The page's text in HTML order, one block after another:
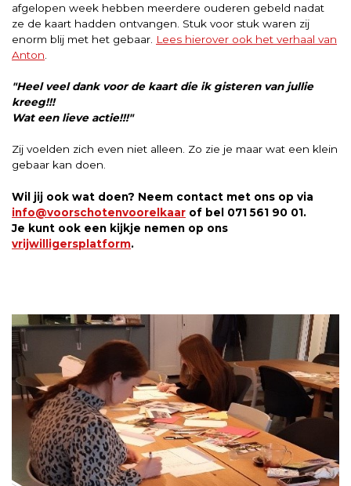
afgelopen week hebben meerdere ouderen gebeld nadat
ze de kaart hadden ontvangen. Stuk voor stuk waren zij
enorm blij met het gebaar. Lees hierover ook het verhaal van
Anton
"Heel veel dank voor de kaart die ik gisteren van jullie
kreeg!!!
Wat een lieve actie!!!"
Zij voelden zich even niet alleen. Zo zie je maar wat een klein
gebaar kan doen.
Wil jij ook wat doen? Neem contact met ons op via
info@voorschotenvoorelkaar of bel 071 561 90 01.
Je kunt ook een kijkje nemen op ons
vrijwilligersplatform.